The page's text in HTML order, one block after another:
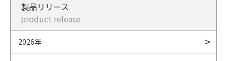
製品リリース
product release
2026年